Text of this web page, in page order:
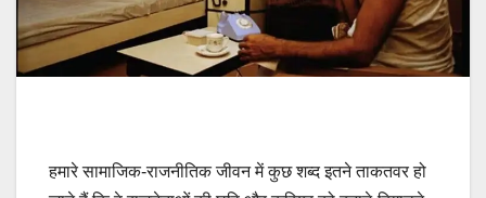
हमारे सामाजिक-राजनीतिक जीवन में कुछ शब्द इतने ताकतवर हो